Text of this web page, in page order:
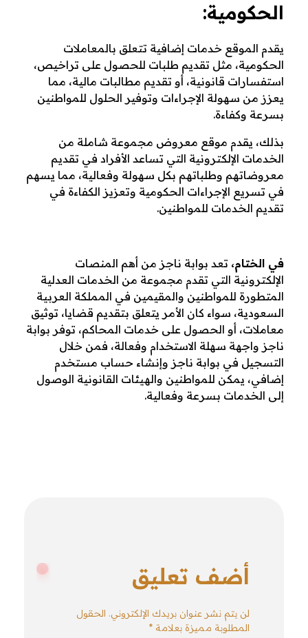
الحكومية:
يقدم الموقع خدمات إضافية تتعلق بالمعاملات
الحكومية، مثل تقديم طلبات للحصول على تراخيص،
استفسارات قانونية، أو تقديم مطالبات مالية، مما
يعزز من سهولة الإجراءات وتوفير الحلول للمواطنين
بسرعة وكفاءة.
بذلك، يقدم موقع معروض مجموعة شاملة من
الخدمات الإلكترونية التي تساعد الأفراد في تقديم
معروضاتهم وطلباتهم بكل سهولة وفعالية، مما يسهم
في تسريع الإجراءات الحكومية وتعزيز الكفاءة في
تقديم الخدمات للمواطنين.
في الختام، تعد بوابة ناجز من أهم المنصات
الإلكترونية التي تقدم مجموعة من الخدمات العدلية
المتطورة للمواطنين والمقيمين في المملكة العربية
السعودية، سواء كان الأمر يتعلق بتقديم قضايا، توثيق
معاملات، أو الحصول على خدمات المحاكم، توفر بوابة
ناجز واجهة سهلة الاستخدام وفعالة، فمن خلال
التسجيل في بوابة ناجز وإنشاء حساب مستخدم
إضافي، يمكن للمواطنين والهيئات القانونية الوصول
إلى الخدمات بسرعة وفعالية.
أضف تعليق
لن يتم نشر عنوان بريدك الإلكتروني. الحقول
المطلوبة مميزة بعلامة *